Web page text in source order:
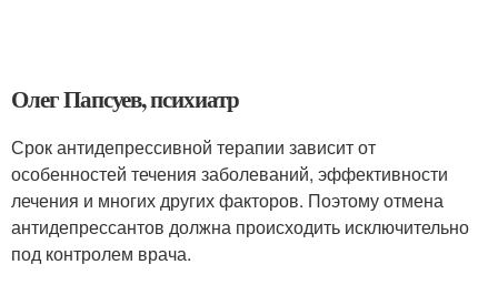
Олег Папсуев, психиатр
Срок антидепрессивной терапии зависит от
особенностей течения заболеваний, эффективности
лечения и многих других факторов. Поэтому отмена
антидепрессантов должна происходить исключительно
под контролем врача.